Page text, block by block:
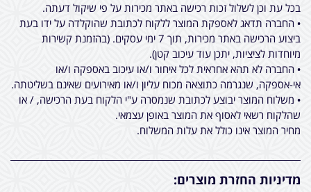
בכל עת וכן לשלול זכות רכישה באתר מכירות על פי שיקול דעתה.
• החברה תדאג לאספקת המוצר ללקוח לכתובת שהוקלדה על ידו בעת
ביצוע הרכישה באתר מכירות, תוך 7 ימי עסקים. (בהזמנת קשירות
מיוחדות לציציות, יתכן עוד עיכוב קטן).
• החברה לא תהא אחראית לכל איחור ו/או עיכוב באספקה ו/או
אי-אספקה, שנגרמה כתוצאה מכוח עליון ו/או מאירועים שאינם בשליטתה.
• משלוח המוצר יבוצע לכתובת שנמסרה ע"י הלקוח בעת הרכישה, / או
שהלקוח רשאי לאסוף את המוצר באופן עצמאי.
מחיר המוצר אינו כולל את עלות המשלוח.
מדיניות החזרת מוצרים: